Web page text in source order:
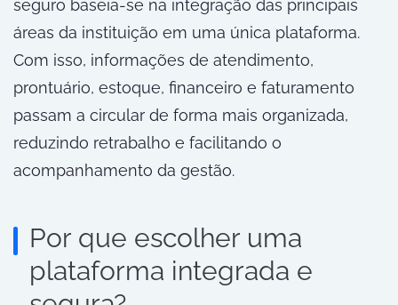
seguro baseia-se na integração das principais
áreas da instituição em uma única plataforma.
Com isso, informações de atendimento,
prontuário, estoque, financeiro e faturamento
passam a circular de forma mais organizada,
reduzindo retrabalho e facilitando o
acompanhamento da gestão.
Por que escolher uma
plataforma integrada e